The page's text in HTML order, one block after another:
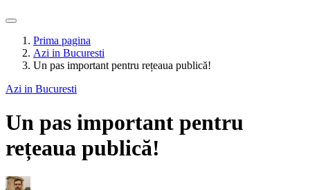
Prima pagina
Azi in Bucuresti
Un pas important pentru rețeaua publică!
Azi in Bucuresti
Un pas important pentru
rețeaua publică!